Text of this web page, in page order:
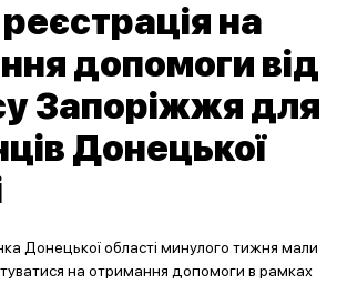
на
допомоги від
Запоріжжя для
Донецької
Донецької області минулого тижня мали
на отримання допомоги в рамках